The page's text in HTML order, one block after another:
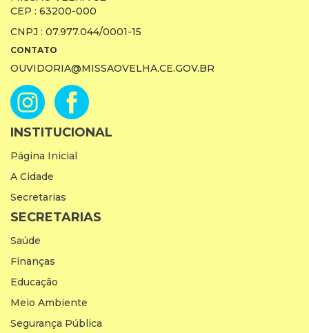
CEP : 63200-000
CNPJ : 07.977.044/0001-15
CONTATO
OUVIDORIA@MISSAOVELHA.CE.GOV.BR
INSTITUCIONAL
Página Inicial
A Cidade
Secretarias
SECRETARIAS
Saúde
Finanças
Educação
Meio Ambiente
Segurança Pública